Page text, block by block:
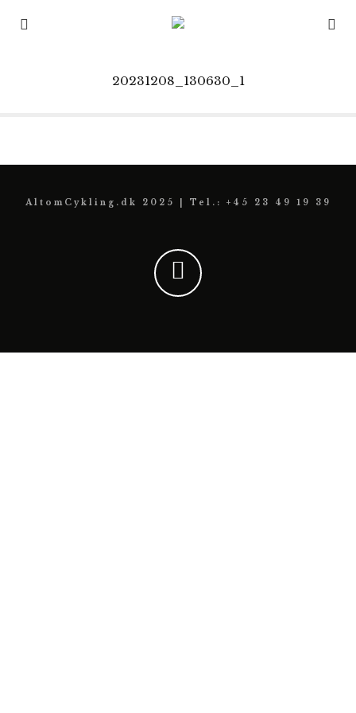
20231208_130630_1
AltomCykling.dk 2025 | Tel.: +45 23 49 19 39